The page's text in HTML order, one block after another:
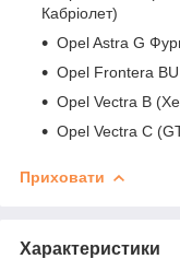
Кабріолет)
Opel Astra G
Opel Frontera
Opel Vectra B
Opel Vectra C
Приховати
Характеристики